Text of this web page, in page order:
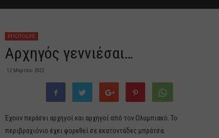
PHOTOLIFE
Αρχηγός γεννιέσαι…
12 Μαρτίου 2022
Έχουν περάσει αρχηγοί και αρχηγοί από τον Ολυμπιακό. Το
περιβραχιόνιο έχει φορεθεί σε εκατοντάδες μπράτσα.